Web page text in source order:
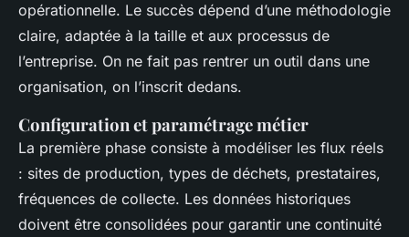
opérationnelle. Le succès dépend d’une méthodologie
claire, adaptée à la taille et aux processus de
l’entreprise. On ne fait pas rentrer un outil dans une
organisation, on l’inscrit dedans.
Configuration et paramétrage métier
La première phase consiste à modéliser les flux réels
: sites de production, types de déchets, prestataires,
fréquences de collecte. Les données historiques
doivent être consolidées pour garantir une continuité